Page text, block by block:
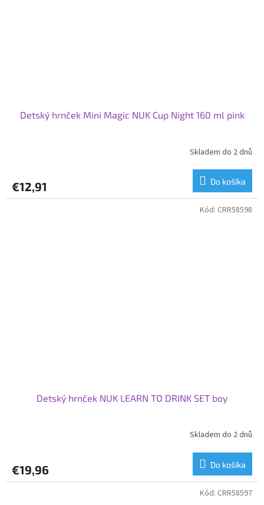
Detský hrnček Mini Magic NUK Cup Night 160 ml pink
Skladem do 2 dnů
€12,91 Do košíka
Detský hrnček NUK LEARN TO DRINK SET boy
Skladem do 2 dnů
€19,96 Do košíka
Kód: CRR58598
Kód: CRR58597